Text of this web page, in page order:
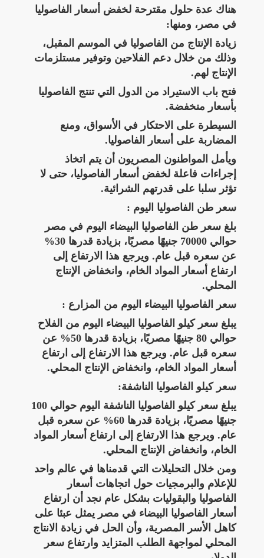
هناك عدة حلول مقترحة لخفض أسعار الفاصوليا
في مصر، ومنها:
زيادة الإنتاج من الفاصوليا في الموسم المقبل،
وذلك من خلال دعم الفلاحين وتوفير مستلزمات
الإنتاج لهم.
فتح باب الاستيراد من الدول التي تنتج الفاصوليا
بأسعار منخفضة.
السيطرة على الاحتكار في الأسواق، ومنع
المضاربة على أسعار الفاصوليا.
ويأمل المواطنون المصريون أن يتم اتخاذ
إجراءات فاعلة لخفض أسعار الفاصوليا، حتى لا
تؤثر سلبا على قدرتهم الشرائية.
سعر طن الفاصوليا اليوم :
بلغ سعر طن الفاصوليا البيضاء اليوم في مصر
حوالي 70000 جنيهًا مصريًا، بزيادة قدرها 30%
عن سعره قبل عام. ويرجع هذا الارتفاع إلى
ارتفاع أسعار المواد الخام، وانخفاض الإنتاج
المحلي.
سعر الفاصوليا البيضاء اليوم من المزارع :
يبلغ سعر كيلو الفاصوليا البيضاء اليوم من الفلاح
حوالي 80 جنيهًا مصريًا، بزيادة قدرها 50% عن
سعره قبل عام. ويرجع هذا الارتفاع إلى ارتفاع
أسعار المواد الخام، وانخفاض الإنتاج المحلي.
سعر كيلو الفاصوليا الناشفة:
يبلغ سعر كيلو الفاصوليا الناشفة اليوم حوالي 100
جنيهًا مصريًا، بزيادة قدرها 60% عن سعره قبل
عام. ويرجع هذا الارتفاع إلى ارتفاع أسعار المواد
الخام، وانخفاض الإنتاج المحلي.
ومن خلال التحليلات التي قدمناها في عالم واحد
للإعلام والبرمجيات حول اتجاهات أسعار
الفاصوليا والبقوليات بشكل عام نجد أن ارتفاع
أسعار الفاصوليا البيضاء في مصر يمثل عبئا على
كاهل الأسر المصرية، وأن الحل في زيادة الانتاج
المحلي لمواجهة الطلب المتزايد وارتفاع سعر